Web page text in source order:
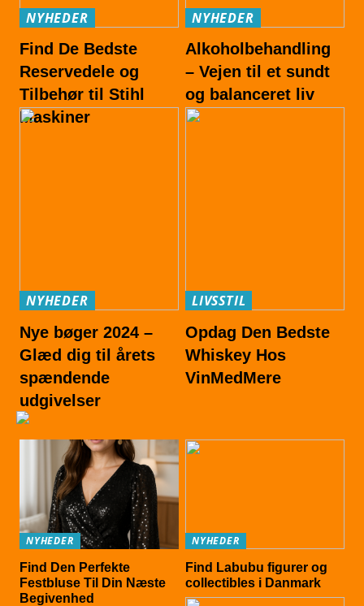
NYHEDER
Find De Bedste
Reservedele og
Tilbehør til Stihl
Maskiner
NYHEDER
Alkoholbehandling
– Vejen til et sundt
og balanceret liv
NYHEDER
Nye bøger 2024 –
Glæd dig til årets
spændende
udgivelser
LIVSSTIL
Opdag Den Bedste
Whiskey Hos
VinMedMere
NYHEDER
Find Den Perfekte
Festbluse Til Din Næste
Begivenhed
NYHEDER
Find Labubu figurer og
collectibles i Danmark